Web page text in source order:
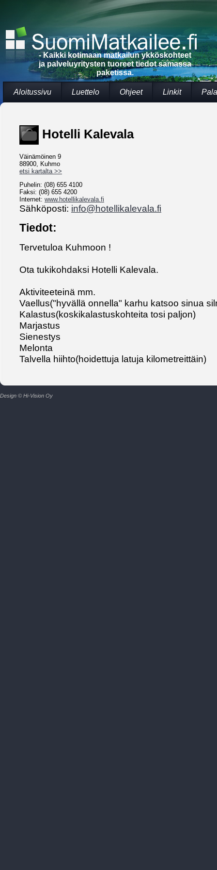
- Kaikki kotimaan matkailun ykköskohteet
ja palveluyritysten tuoreet tiedot samassa
paketissa.
Aloitussivu Luettelo Ohjeet Linkit
Hotelli Kalevala
Väinämöinen 9
88900, Kuhmo
etsi kartalta >>
Puhelin: (08) 655 4100
Faksi: (08) 655 4200
Internet: www.hotellikalevala.fi
Sähköposti: info@hotellikalevala.fi
Tiedot:
Tervetuloa Kuhmoon !
Ota tukikohdaksi Hotelli Kalevala.
Aktiviteeteinä mm.
Vaellus("hyvällä onnella" karhu katsoo sinua
Kalastus(koskikalastuskohteita tosi paljon)
Marjastus
Sienestys
Melonta
Talvella hiihto(hoidettuja latuja kilometreittäin)
Design © Hi-Vision Oy